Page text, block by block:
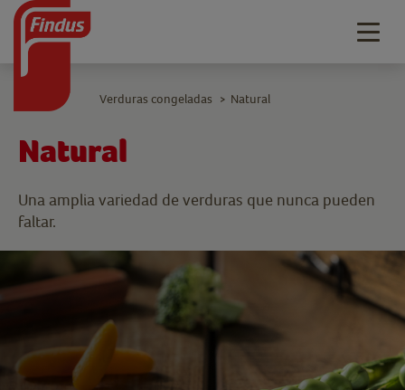
Natural
Una amplia variedad de verduras que nunca pueden
faltar.
Verduras congeladas > Natural